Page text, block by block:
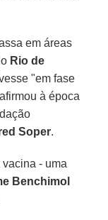
em áreas
Rio de
"em fase
à época
Soper.
- uma
Benchimol